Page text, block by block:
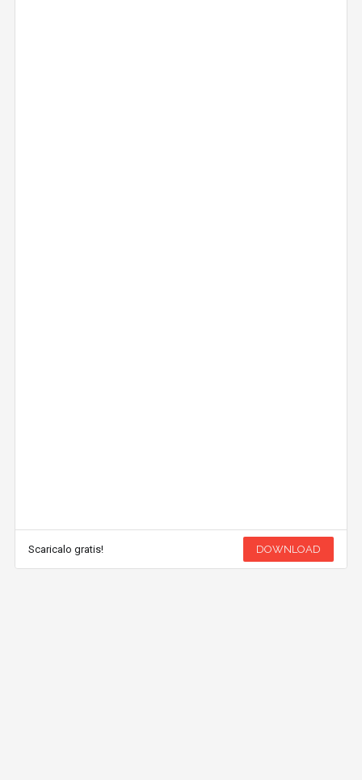
Scaricalo gratis! DOWNLOAD